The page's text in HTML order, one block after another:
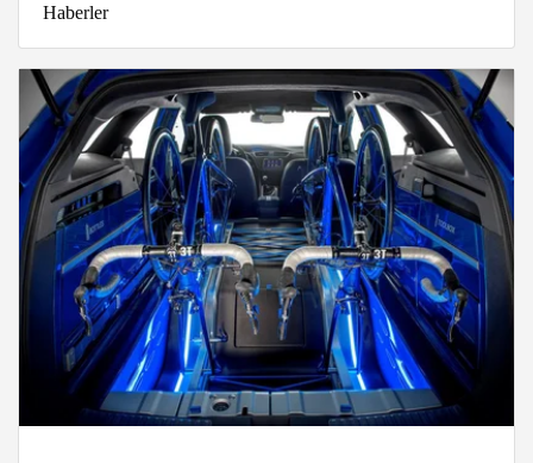
Haberler